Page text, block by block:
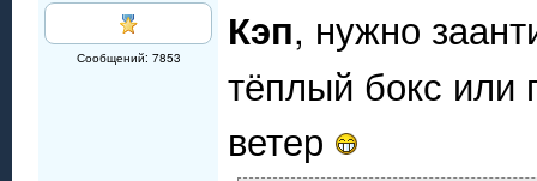
Сообщений: 7853
Кэп, нужно
тёплый бокс или
ветер